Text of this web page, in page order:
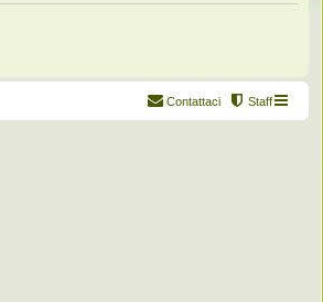
Staff
Contattaci